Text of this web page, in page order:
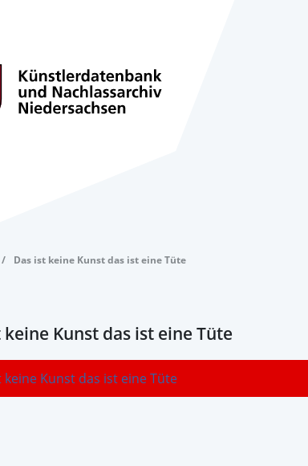
Das ist keine Kunst das ist eine Tüte
keine Kunst das ist eine Tüte
keine Kunst das ist eine Tüte